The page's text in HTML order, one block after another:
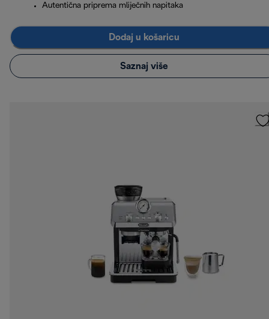
Autentična priprema mliječnih napitaka
Dodaj u košaricu
Saznaj više